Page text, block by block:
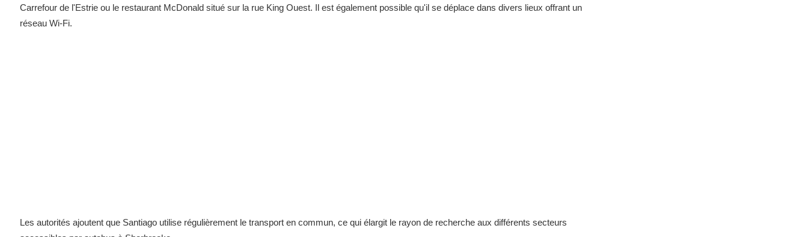
Carrefour de l'Estrie ou le restaurant McDonald situé sur la rue King Ouest. Il est également possible qu'il se déplace dans divers lieux offrant un
réseau Wi-Fi.
Les autorités ajoutent que Santiago utilise régulièrement le transport en commun, ce qui élargit le rayon de recherche aux différents secteurs